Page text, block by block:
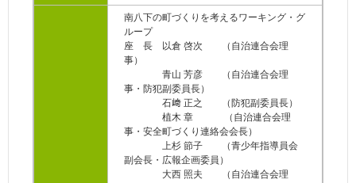
南八下の町づくりを考えるワーキング・グ
ループ
座 長 以倉 啓次 （自治連合会理
事）
青山 芳彦 （自治連合会理
事・防犯副委員長）
石﨑 正之 （防犯副委員長）
植木 章 （自治連合会理
事・安全町づくり連絡会会長）
上杉 節子 （青少年指導員会
副会長・広報企画委員）
大西 照夫 （自治連合会理